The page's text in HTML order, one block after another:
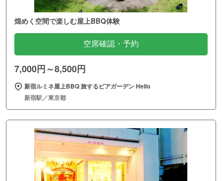
煌めく空間で楽しむ屋上BBQ体験
空席確認・予約
7,000円～8,500円
新宿ルミネ屋上BBQ 旅するビアガーデン Hello
新宿駅／東京都